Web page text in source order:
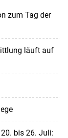
zum Tag der
läuft auf
bis 26. Juli: